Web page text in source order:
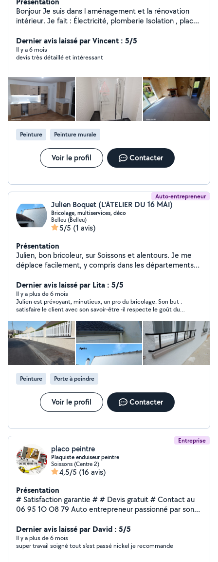
Bonjour Je suis dans l aménagement et la rénovation
intérieur. Je fait : Électricité, plomberie Isolation , placo ,
bains
Dernier avis laissé par Vincent : 5/5
Il y a 6 mois
devis très détaillé et intéressant
Peinture Peinture murale
Voir le profil Contacter
Auto-entrepreneur
Julien Boquet (L'ATELIER DU 16 MAI)
Bricolage, multiservices, déco
Belleu (Belleu)
5/5 (1 avis)
Présentation
Julien, bon bricoleur, sur Soissons et alentours. Je me
déplace facilement, y compris dans les départements
portes/portails, nettoyage et peinture façade, papier
peint, peintures, remplacement de robinets, pose de
luminaires, montage de meubles en kit, relooking
meuble, etc...
Dernier avis laissé par Lita : 5/5
Il y a plus de 6 mois
Julien est prévoyant, minutieux, un pro du bricolage. Son but :
satisfaire le client avec son savoir-être -il respecte le goût du
bonnes idées- Je n'hésiterais pas à faire appel à lui, de nouveau,
pour son savoir-faire.
Peinture Porte à peindre
Voir le profil Contacter
Entreprise
placo peintre
Plaquiste enduiseur peintre
Soissons (Centre 2)
4,5/5 (16 avis)
Présentation
# Satisfaction garantie # # Devis gratuit # Contact au
06 95 1O O8 79 Auto entrepreneur passionné par son
(plaquiste enduiseur peintre) 10 ans d'expérience !!
Nous vous accompagnons conseillons et
recommandons selon vos besoins et le respect des
Dernier avis laissé par David : 5/5
Il y a plus de 6 mois
super travail soigné tout s'est passé nickel je recommande